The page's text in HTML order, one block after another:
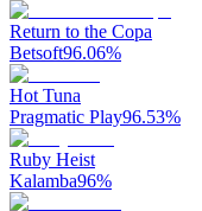
Return to the Copa
Betsoft96.06%
Hot Tuna
Pragmatic Play96.53%
Ruby Heist
Kalamba96%